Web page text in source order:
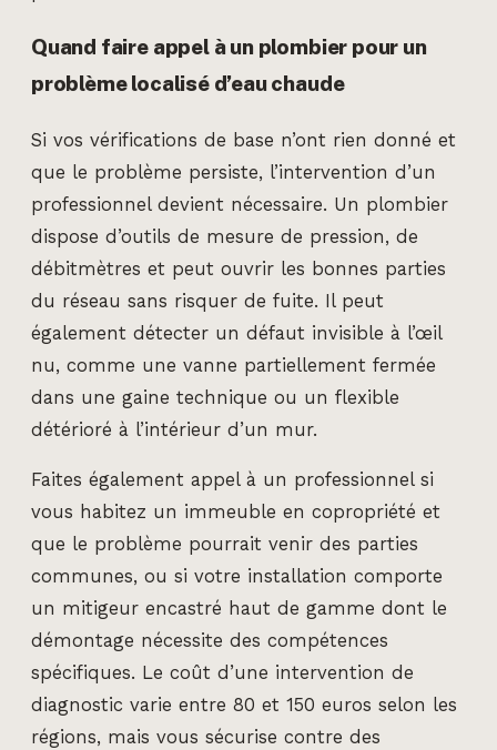
Quand faire appel à un plombier pour un
problème localisé d’eau chaude
Si vos vérifications de base n’ont rien donné et
que le problème persiste, l’intervention d’un
professionnel devient nécessaire. Un plombier
dispose d’outils de mesure de pression, de
débitmètres et peut ouvrir les bonnes parties
du réseau sans risquer de fuite. Il peut
également détecter un défaut invisible à l’œil
nu, comme une vanne partiellement fermée
dans une gaine technique ou un flexible
détérioré à l’intérieur d’un mur.
Faites également appel à un professionnel si
vous habitez un immeuble en copropriété et
que le problème pourrait venir des parties
communes, ou si votre installation comporte
un mitigeur encastré haut de gamme dont le
démontage nécessite des compétences
spécifiques. Le coût d’une intervention de
diagnostic varie entre 80 et 150 euros selon les
régions, mais vous sécurise contre des